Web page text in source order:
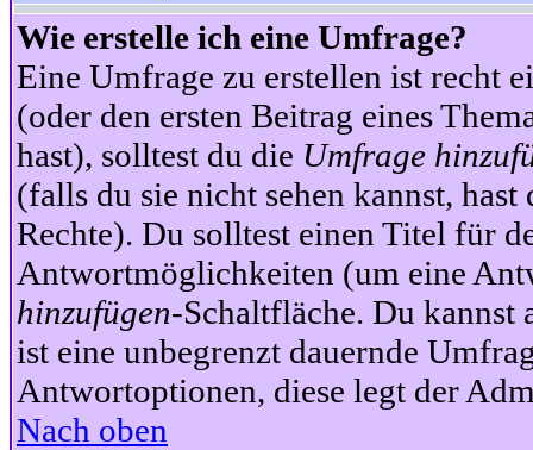
Wie erstelle ich eine Umfrage?
Eine Umfrage zu erstellen ist recht
(oder den ersten Beitrag eines
hast), solltest du die Umfrage
(falls du sie nicht sehen kannst,
Rechte). Du solltest einen Titel für
Antwortmöglichkeiten (um eine
hinzufügen-Schaltfläche. Du
ist eine unbegrenzt dauernde
Antwortoptionen, diese legt der
Nach oben